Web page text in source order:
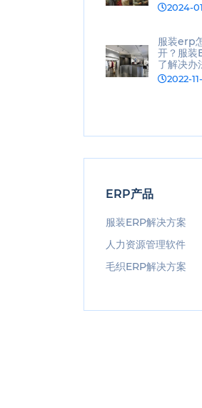
2024-
服装erp
开？服装
了解决办
2022-
ERP产品
服装ERP解决方案
人力资源管理软件
毛织ERP解决方案